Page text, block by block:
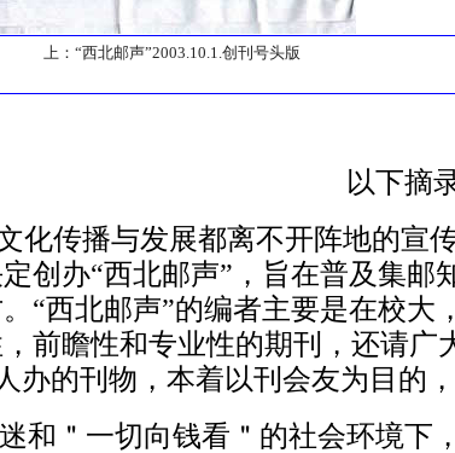
上：“西北邮声”2003.10.1.创刊号头版
以下摘
化传播与发展都离不开阵地的宣
创办“西北邮声”，旨在普及集
“西北邮声”的编者主要是在校
前瞻性和专业性的期刊，还请
办的刊物，本着以刊会友为目的
和＂一切向钱看＂的社会环境下